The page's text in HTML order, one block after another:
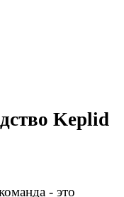
Keplid
- это